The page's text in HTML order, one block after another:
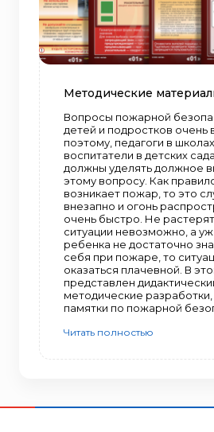
Методические
Вопросы пожарной
детей и подростков очень
поэтому, педагоги в
воспитатели в детских
должны уделять должное
этому вопросу. Как
возникает пожар, то это
внезапно и огонь
очень быстро. Не
ситуации невозможно, а
ребенка не достаточно
себя при пожаре, то
оказаться плачевной. В
представлен
методические
памятки по пожарной
Читать полностью